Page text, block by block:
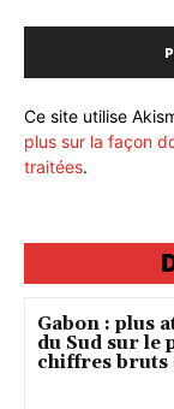
Ce site utilise
plus sur la façon
traitées.
Gabon : plus
du Sud sur le
chiffres bruts